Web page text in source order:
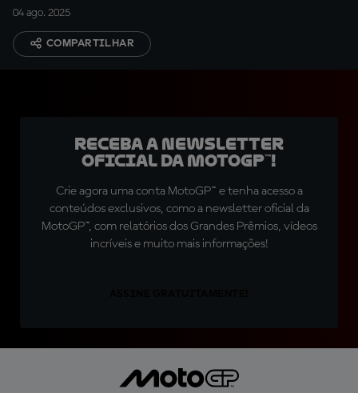
04 ago. 2025
COMPARTILHAR
Receba a newsletter
oficial da MotoGP™!
Crie agora uma conta MotoGP™ e tenha acesso a
conteúdos exclusivos, como a newsletter oficial da
MotoGP™, com relatórios dos Grandes Prêmios, vídeos
incríveis e muito mais informações!